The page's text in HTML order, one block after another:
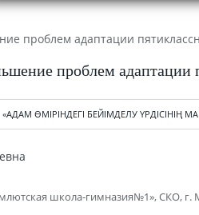
проблем адаптации
«АДАМ ӨМІРІНДЕГІ БЕЙІМДЕЛУ ҮРДІСІНІҢ
школа-гимназия№1», СКО,